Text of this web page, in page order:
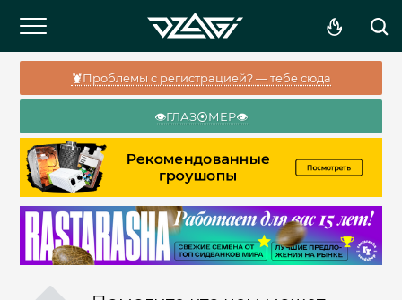
🦞Проблемы с регистрацией? — тебе сюда
👁️ГЛАЗ⦿МЕР👁️